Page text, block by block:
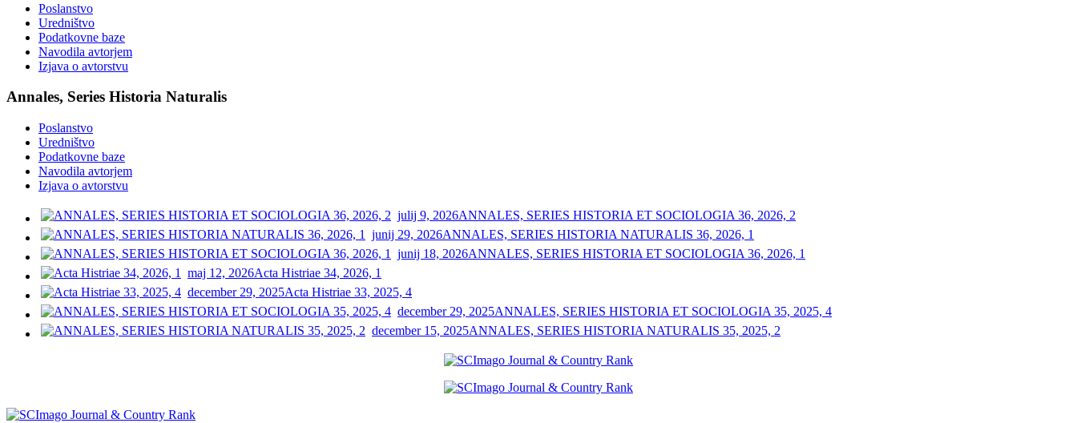
Poslanstvo
Uredništvo
Podatkovne baze
Navodila avtorjem
Izjava o avtorstvu
Annales, Series Historia Naturalis
Poslanstvo
Uredništvo
Podatkovne baze
Navodila avtorjem
Izjava o avtorstvu
julij 9, 2026ANNALES, SERIES HISTORIA ET SOCIOLOGIA 36, 2026, 2
junij 29, 2026ANNALES, SERIES HISTORIA NATURALIS 36, 2026, 1
junij 18, 2026ANNALES, SERIES HISTORIA ET SOCIOLOGIA 36, 2026, 1
maj 12, 2026Acta Histriae 34, 2026, 1
december 29, 2025Acta Histriae 33, 2025, 4
december 29, 2025ANNALES, SERIES HISTORIA ET SOCIOLOGIA 35, 2025, 4
december 15, 2025ANNALES, SERIES HISTORIA NATURALIS 35, 2025, 2